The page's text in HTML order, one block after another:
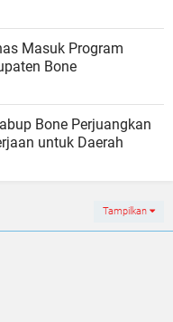
Masuk Program
Bone
Bone Perjuangkan
untuk Daerah
Tampilkan